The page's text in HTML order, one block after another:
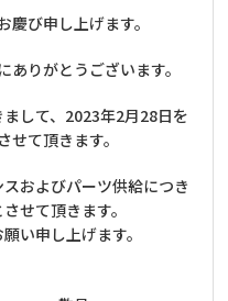
び申し上げます。
りがとうございます。
して、2023年2月28日を
て頂きます。
およびパーツ供給につき
せて頂きます。
い申し上げます。